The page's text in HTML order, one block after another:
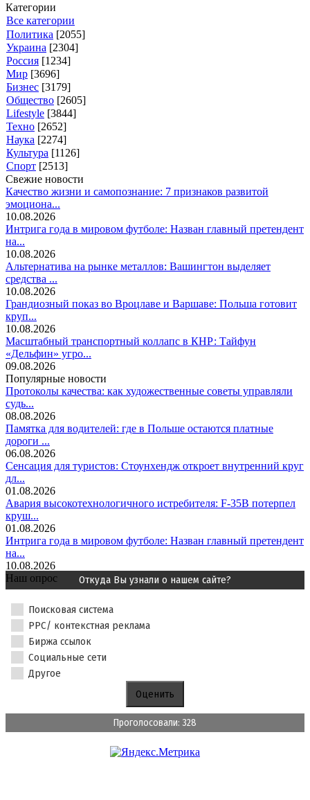
Категории
Все категории
Политика [2055]
Украина [2304]
Россия [1234]
Мир [3696]
Бизнес [3179]
Общество [2605]
Lifestyle [3844]
Техно [2652]
Наука [2274]
Культура [1126]
Спорт [2513]
Свежие новости
Качество жизни и самопознание: 7 признаков развитой
эмоциона...
10.08.2026
Интрига года в мировом футболе: Назван главный претендент
на...
10.08.2026
Альтернатива на рынке металлов: Вашингтон выделяет
средства ...
10.08.2026
Грандиозный показ во Вроцлаве и Варшаве: Польша готовит
круп...
10.08.2026
Масштабный транспортный коллапс в КНР: Тайфун
«Дельфин» угро...
09.08.2026
Популярные новости
Протоколы качества: как художественные советы управляли
судь...
08.08.2026
Памятка для водителей: где в Польше остаются платные
дороги ...
06.08.2026
Сенсация для туристов: Стоунхендж откроет внутренний круг
дл...
01.08.2026
Авария высокотехнологичного истребителя: F-35B потерпел
круш...
01.08.2026
Интрига года в мировом футболе: Назван главный претендент
на...
10.08.2026
Наш опрос
Откуда Вы узнали о нашем сайте?
Поисковая система
PPC/ контекстная реклама
Биржа ссылок
Социальные сети
Другое
Проголосовали: 328